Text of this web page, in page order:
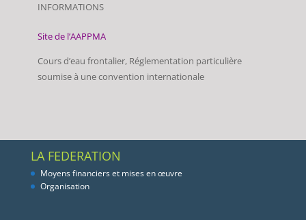
INFORMATIONS
Site de l’AAPPMA
Cours d’eau frontalier, Réglementation particulière
soumise à une convention internationale
LA FEDERATION
Moyens financiers et mises en œuvre
Organisation